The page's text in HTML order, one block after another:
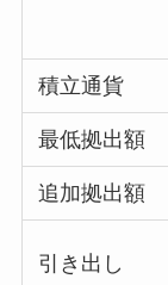
積立通貨
最低拠出額
追加拠出額
引き出し